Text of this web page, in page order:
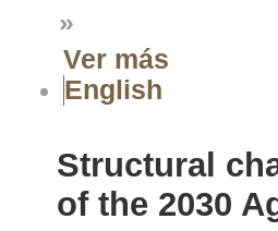
»
Ver más
English
Structural
of the 2030